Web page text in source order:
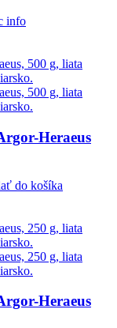
info
Heraeus
do košíka
Heraeus